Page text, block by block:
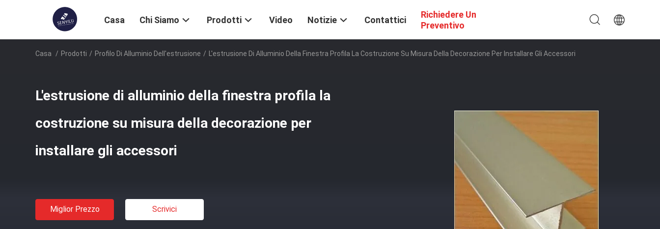
Casa Chi Siamo Prodotti Video Notizie Contattici
Richiedere Un
Preventivo
Casa / Prodotti / Profilo Di Alluminio Dell'estrusione / L'estrusione Di Alluminio Della Finestra Profila La Costruzione Su Misura Della Decorazione Per Installare Gli Accessori
L'estrusione di alluminio della finestra profila la
costruzione su misura della decorazione per
installare gli accessori
Miglior Prezzo Scrivici